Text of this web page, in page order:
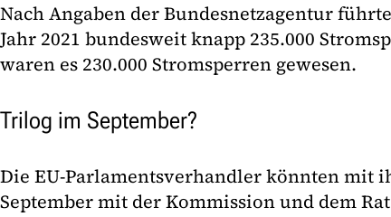
Nach Angaben der Bundesnetzagentur
Jahr 2021 bundesweit knapp 235.000
waren es 230.000 Stromsperren gewesen.
Trilog im September?
Die EU-Parlamentsverhandler könnten mit
September mit der Kommission und dem